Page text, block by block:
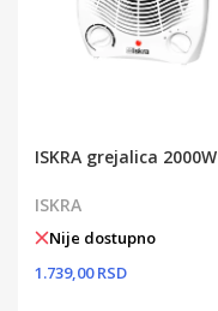
ISKRA grejalica 2000W
ISKRA
Nije dostupno
1.739,00 RSD